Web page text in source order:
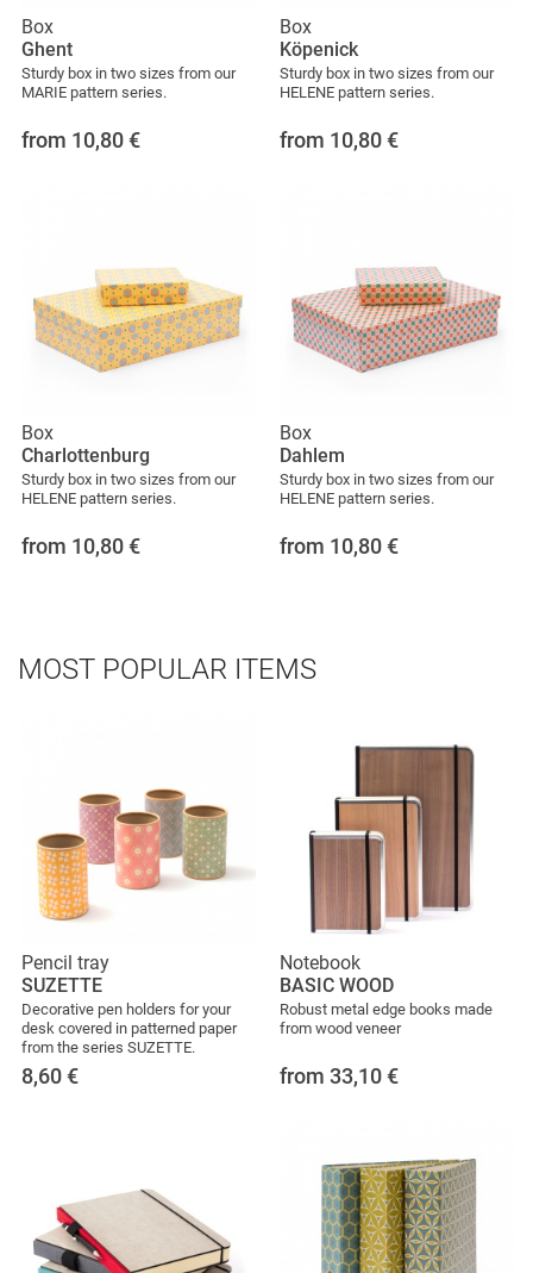
Box
Ghent
Sturdy box in two sizes from our
MARIE pattern series.
from 10,80 €
Box
Köpenick
Sturdy box in two sizes from our
HELENE pattern series.
from 10,80 €
Box
Charlottenburg
Sturdy box in two sizes from our
HELENE pattern series.
from 10,80 €
Box
Dahlem
Sturdy box in two sizes from our
HELENE pattern series.
from 10,80 €
MOST POPULAR ITEMS
Pencil tray
SUZETTE
Decorative pen holders for your
desk covered in patterned paper
from the series SUZETTE.
8,60 €
Notebook
BASIC WOOD
Robust metal edge books made
from wood veneer
from 33,10 €